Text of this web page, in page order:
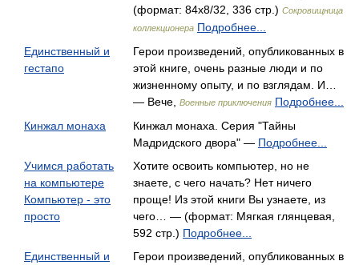
(формат: 84x8/32, 336 стр.) Сокровищница
коллекционера Подробнее...
Единственный и
гестапо
Герои произведений, опубликованных в
этой книге, очень разные люди и по
жизненному опыту, и по взглядам. И…
— Вече,
Военные приключения Подробнее...
Кинжал монаха
Кинжал монаха. Серия "Тайны
Мадридского двора" — Подробнее...
Учимся работать
на компьютере
Компьютер - это
просто
Хотите освоить компьютер, но не
знаете, с чего начать? Нет ничего
проще! Из этой книги Вы узнаете, из
чего… — (формат: Мягкая глянцевая,
592 стр.) Подробнее...
Единственный и
Герои произведений, опубликованных в